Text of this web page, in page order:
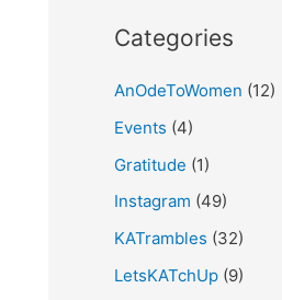
Categories
AnOdeToWomen (12)
Events (4)
Gratitude (1)
Instagram (49)
KATrambles (32)
LetsKATchUp (9)